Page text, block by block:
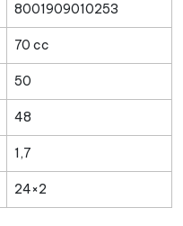
8001909010253
70 cc
50
48
1,7
24×2